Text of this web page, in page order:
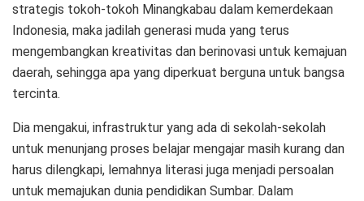
strategis tokoh-tokoh Minangkabau dalam kemerdekaan
Indonesia, maka jadilah generasi muda yang terus
mengembangkan kreativitas dan berinovasi untuk kemajuan
daerah, sehingga apa yang diperkuat berguna untuk bangsa
tercinta.
Dia mengakui, infrastruktur yang ada di sekolah-sekolah
untuk menunjang proses belajar mengajar masih kurang dan
harus dilengkapi, lemahnya literasi juga menjadi persoalan
untuk memajukan dunia pendidikan Sumbar. Dalam